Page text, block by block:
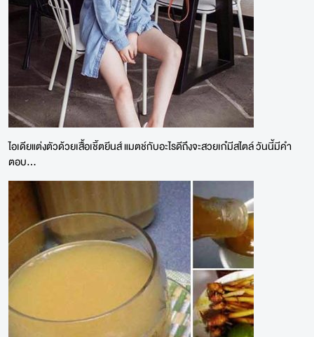
ไอเดียแต่งตัวด้วยเสื้อเชิ้ตยีนส์ แมตช์กับอะไรดีถึงจะสวยเก๋มีสไตล์ วันนี้มีคำ
ตอบ...